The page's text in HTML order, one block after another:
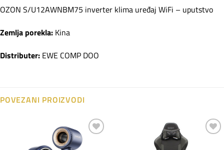
OZON S/U12AWNBM75 inverter klima uređaj WiFi – uputstvo
Zemlja porekla: Kina
Distributer: EWE COMP DOO
POVEZANI PROIZVODI